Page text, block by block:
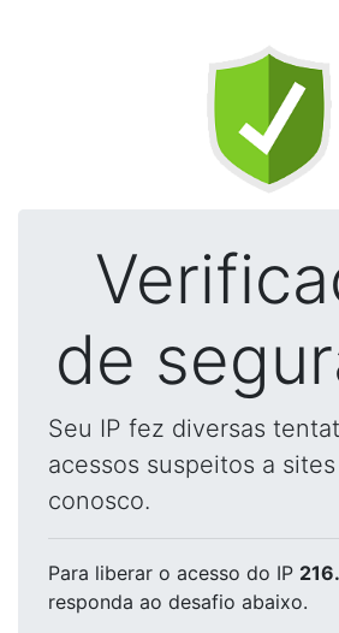
de
Seu IP fez diversas
acessos suspeitos a
conosco.
Para liberar o acesso do IP
responda ao desafio abaixo.